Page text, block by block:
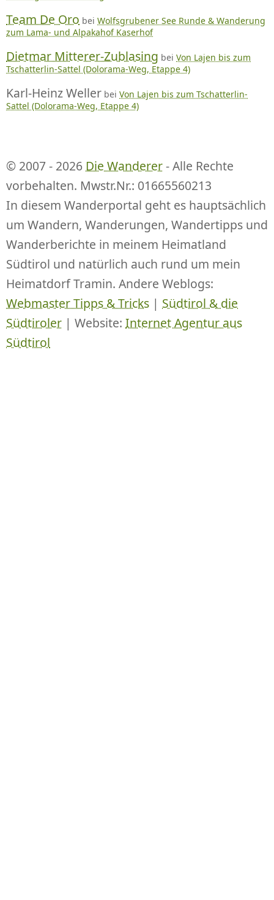
Team De Oro bei Wolfsgrubener See Runde & Wanderung
zum Lama- und Alpakahof Kaserhof
Dietmar Mitterer-Zublasing bei Von Lajen bis zum
Tschatterlin-Sattel (Dolorama-Weg, Etappe 4)
Karl-Heinz Weller bei Von Lajen bis zum Tschatterlin-
Sattel (Dolorama-Weg, Etappe 4)
© 2007 - 2026 Die Wanderer- Alle Rechte
vorbehalten. Mwstr.Nr.: 01665560213
In diesem Wanderportal geht es hauptsächlich
um Wandern, Wanderungen, Wandertipps und
Wanderberichte in meinem Heimatland
Südtirol und natürlich auch rund um mein
Heimatdorf Tramin. Andere Weblogs:
Webmaster Tipps & Tricks | Südtirol & die
Südtiroler | Website: Internet Agentur aus
Südtirol